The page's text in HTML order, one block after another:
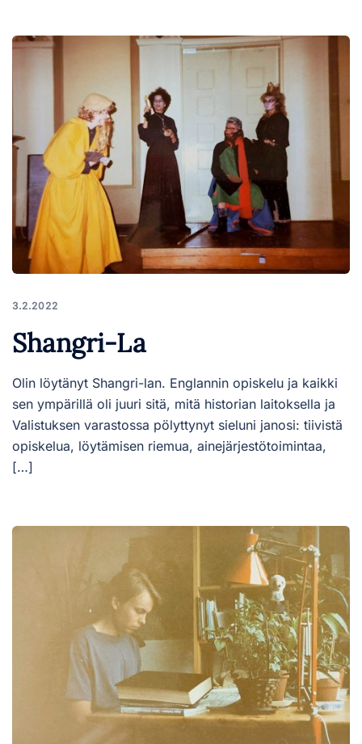
3.2.2022
Shangri-La
Olin löytänyt Shangri-lan. Englannin opiskelu ja kaikki
sen ympärillä oli juuri sitä, mitä historian laitoksella ja
Valistuksen varastossa pölyttynyt sieluni janosi: tiivistä
opiskelua, löytämisen riemua, ainejärjestötoimintaa,
[…]